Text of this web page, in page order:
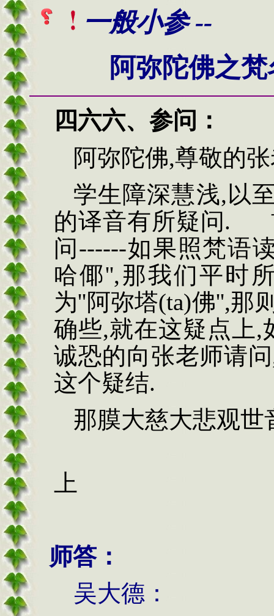
一般小参 --
阿弥陀佛之
四六六、 参问 ：
阿弥陀佛,尊敬的
学生障深慧浅,以
的译音有所疑问.
问------如果照梵语
哈倻'',那我们平时
为''阿弥塔(ta)佛'',那
确些,就在这疑点上,
诚恐的向张老师请问
这个疑结.
那膜大慈大悲观世
上
师答：
吴大德：